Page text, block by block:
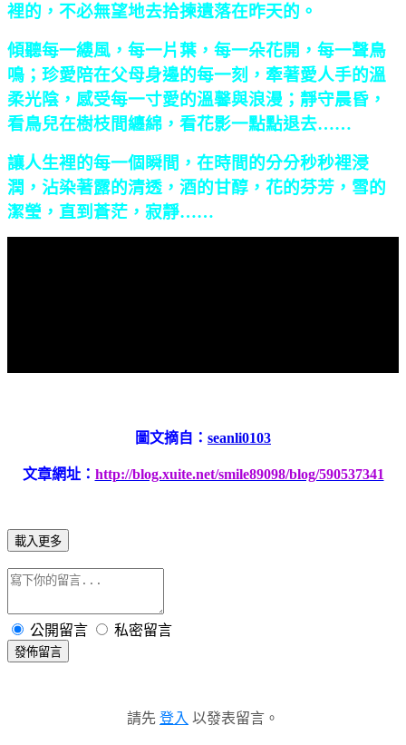
裡的，不必無望地去拾揀遺落在昨天的。
傾聽每一縷風，每一片葉，每一朵花開，每一聲鳥
鳴；珍愛陪在父母身邊的每一刻，牽著愛人手的溫
柔光陰，感受每一寸愛的溫馨與浪漫；靜守晨昏，
看鳥兒在樹枝間纏綿，看花影一點點退去……
讓人生裡的每一個瞬間，在時間的分分秒秒裡浸
潤，沾染著露的清透，酒的甘醇，花的芬芳，雪的
潔瑩，直到蒼茫，寂靜……
圖文摘自： seanli0103
文章網址： http://blog.xuite.net/smile89098/blog/590537341
載入更多
公開留言 私密留言
發佈留言
請先 登入 以發表留言。